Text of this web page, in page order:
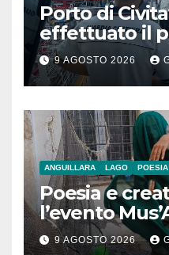
Porto di
effettuato il
rifornimento
nave da
9 AGOSTO 2026
ANGUILLARA LAGO POESIA
Poesia e
l’evento
agosto 2026
9 AGOSTO 2026